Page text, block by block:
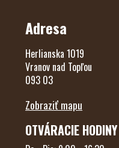
Adresa
Herlianska 1019
Vranov nad Topľou
093 03
Zobraziť mapu
OTVÁRACIE HODINY